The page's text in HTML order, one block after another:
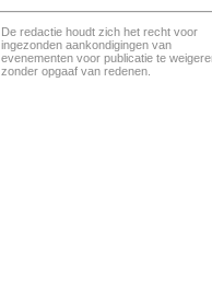
De redactie houdt zich het recht voor
ingezonden aankondigingen van
evenementen voor publicatie te
zonder opgaaf van redenen.